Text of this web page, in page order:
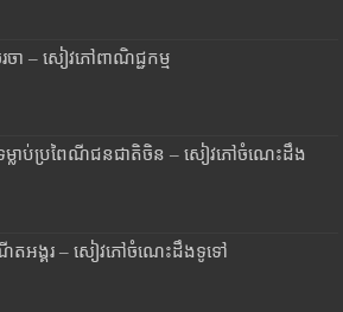
ចា – សៀវភៅពាណិជ្ជកម្ម
លាប់ប្រពៃណីជនជាតិចិន – សៀវភៅចំណេះដឹង
តអង្គរ – សៀវភៅចំណេះដឹងទូទៅ